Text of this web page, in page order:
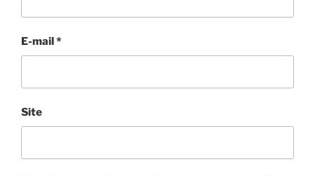
E-mail*
Site